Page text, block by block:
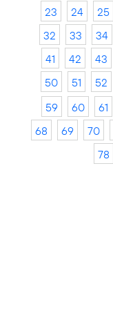
23
24 25
32
33 34
41
42 43
50
51 52
59
60 61
68
69 70
78